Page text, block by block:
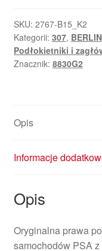
SKU: 2767-B15_K2
Kategorii: 307,
Podłokietniki i
Znacznik: 8830G2
Opis
Informacje
Opis
Oryginalna prawa
samochodów PSA